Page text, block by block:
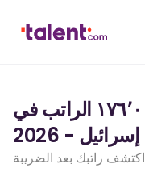
حاسبة ضريبة الدخل ل ₪‏١٧٦٬٠٠٠ الراتب في
إسرائيل - 2026
اكتشف راتبك بعد الضريبة